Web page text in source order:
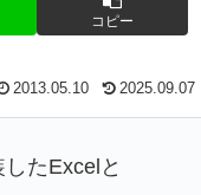
コピー
2013.05.10 2025.09.07
たExcelと